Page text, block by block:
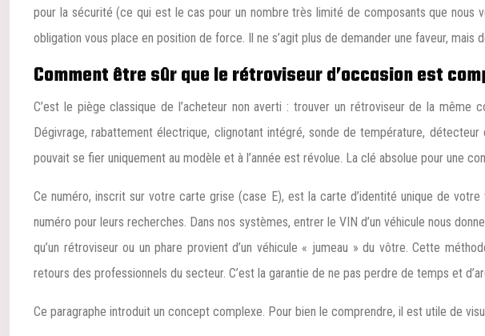
pour la sécurité (ce qui est le cas pour un nombre très limité de composants que nous
obligation vous place en position de force. Il ne s’agit plus de demander une faveur, mais
Comment être sûr que le rétroviseur d’occasion est
C’est le piège classique de l’acheteur non averti : trouver un rétroviseur de la
Dégivrage, rabattement électrique, clignotant intégré, sonde de température,
pouvait se fier uniquement au modèle et à l’année est révolue. La clé absolue pour une
Ce numéro, inscrit sur votre carte grise (case E), est la carte d’identité unique de
numéro pour leurs recherches. Dans nos systèmes, entrer le VIN d’un véhicule nous
qu’un rétroviseur ou un phare provient d’un véhicule « jumeau » du vôtre. Cette
retours des professionnels du secteur. C’est la garantie de ne pas perdre de temps et
Ce paragraphe introduit un concept complexe. Pour bien le comprendre, il est utile de